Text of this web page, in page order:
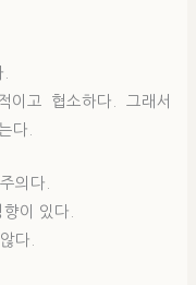
이고 협소하다. 그래서
다.
의다.
이 있다.
다.